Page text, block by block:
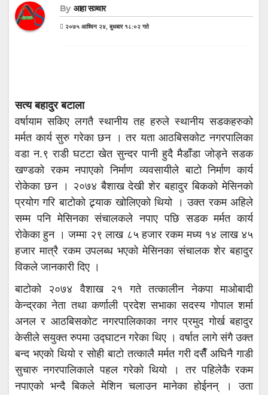
By आहा सञ्चार
२०७५ आश्विन २४, बुधबार १८:०२ गते
सत्य बहादुर बटाला
वर्षायाम सकिए लगतै स्थानीय तह हरुले स्थानीय सडकहरुको
मर्मत कार्य सुरु गरेका छन । तर यता आठबिसकोट नगरपालिका
वडा न.९ राडी घटटा खेत सुन्दर पानी हुदै मैडाँडा जोड्ने सडक
खण्डको रकम नपाएको निर्माण व्यवसायीले बाटो निर्माण कार्य
रोकेका छन । २०७४ बैशाख देखी शेर बहादुर बिकको मेसिनको
प्रयोग गरि बाटोको ट्र्र्याक खोलिएको थियो । उक्त रकम अहिले
सम्म पनि मेसिनका संचालकले नपाए पछि सडक मर्मत कार्य
रोकेका हुन । जम्मा २९ लाख ८५ हजार रकम मध्य १४ लाख ४५
हजार मात्रै रकम उपलब्ध भएको मेसिनका संचालक शेर बहादुर
विकले जानकारी दिए ।
बाटोको २०७४ वैशाख २१ गते तत्कालीन नेकपा माओबादी
केन्द्रका नेता तथा कर्णाली प्रदेश सभाका सदस्य गोपाल शर्मा
अनल र आठबिसकोट नगरपालिकाका नगर प्रमुद गोर्ख बहादुर
केसीले सयुक्त रुपमा उद्घाटन गरेका थिए । वर्षात लागे संगै उक्त
बन्द भएको थियो र सोही बाटो तत्कालै मर्मत गरी दसैँ अघिनै गाडी
सुचारु नगरपालिकाले पहल गरेको थियो । तर पहिलेकै रकम
नपाएको भन्दै बिकले मेशिन चलाउन मानेका होईनन् । उता